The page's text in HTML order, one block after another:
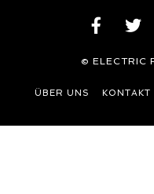
© ELECTRIC
ÜBER UNS KONTAKT